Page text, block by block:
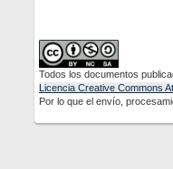
Todos los documentos
Licencia Creative Commons
Por lo que el envío,